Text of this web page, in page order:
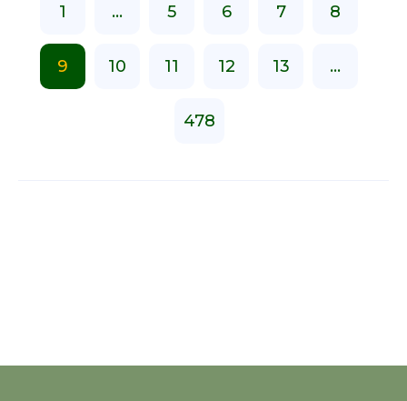
1 ... 5 6 7 8
9 10 11 12 13 ...
478